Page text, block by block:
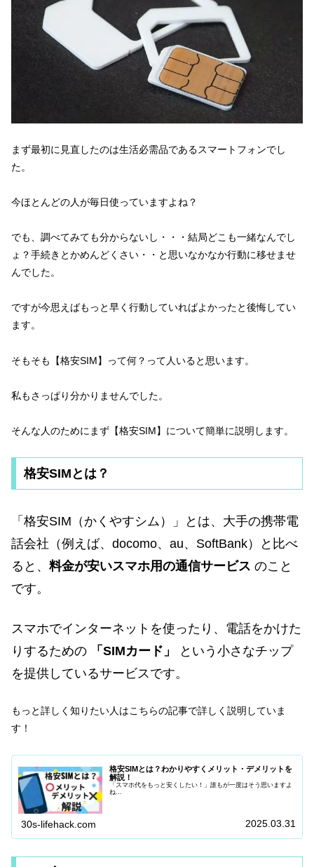
まず最初に見直したのは生活必需品であるスマートフォンでし
た。
今ほとんどの人が毎日使っていますよね？
でも、調べてみても分からないし・・・結局どこも一緒なんでし
ょ？手続きとかめんどくさい・・と思いなかなか行動に移せませ
んでした。
ですが今思えばもっと早く行動していればよかったと後悔してい
ます。
そもそも【格安SIM】って何？って人いると思います。
私もさっぱり分かりませんでした。
そんな人のためにまず【格安SIM】について簡単に説明します。
格安SIMとは？
「格安SIM（かくやすシム）」とは、大手の携帯電
話会社（例えば、docomo、au、SoftBank）と比べ
ると、 料金が安いスマホ用の通信サービス のこと
です。
スマホでインターネットを使ったり、電話をかけた
りするための
「SIMカード」
という小さなチップ
を提供しているサービスです。
もっと詳しく知りたい人はこちらの記事で詳しく説明していま
す！
格安SIMとは？わかりやすくメリット・デメリットを
解説！
「スマホ代をもっと安くしたい！」誰もが一度はそう思いますよ
ね...
30s-lifehack.com 2025.03.31